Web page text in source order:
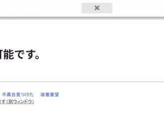
です。